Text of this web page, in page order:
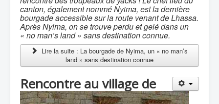
canton, également nommé Nyima, est la dernière
bourgade accessible sur la route venant de Lhassa.
Après Nyima, on se trouve perdu et gelé dans un
« no man’s land » sans destination connue.
Lire la suite : La bourgade de Nyima, un « no man’s
land » sans destination connue
Rencontre au village de